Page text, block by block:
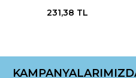
231,38 TL